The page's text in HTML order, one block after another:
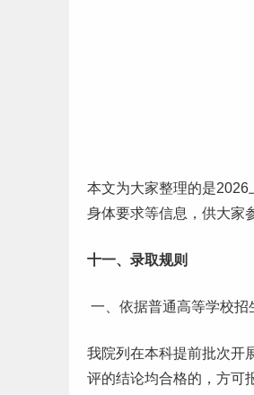
本文为大家整理的是2026
身体要求等信息，供大家
十一、录取规则
一、依据普通高等学校招
我院列在本科提前批次开
评的结论均合格的，方可